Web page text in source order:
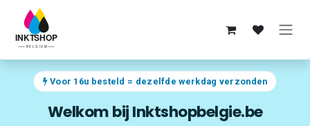
Overslaan naar inhoud
Voor 16u besteld = dezelfde werkdag verzonden
Welkom bij Inktshopbelgie.be